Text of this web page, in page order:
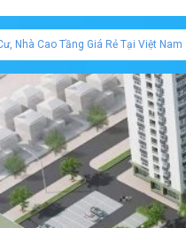
Nhà Cao Tầng Giá Rẻ Tại Việt Nam